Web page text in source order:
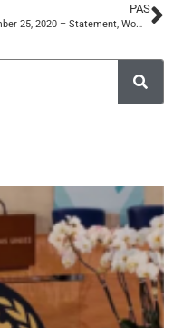
PAS
November 25, 2020 – Statement, Women working from home